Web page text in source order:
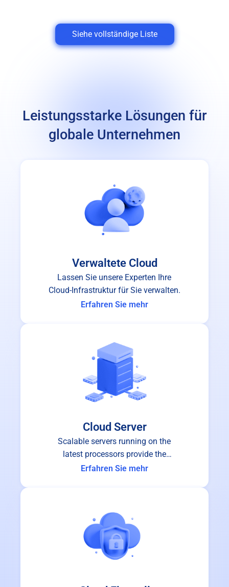
Siehe vollständige Liste
Leistungsstarke Lösungen für
globale Unternehmen
Verwaltete Cloud
Lassen Sie unsere Experten Ihre
Cloud-Infrastruktur für Sie verwalten.
Erfahren Sie mehr
Cloud Server
Scalable servers running on the
latest processors provide the
performance and stability you can
Erfahren Sie mehr